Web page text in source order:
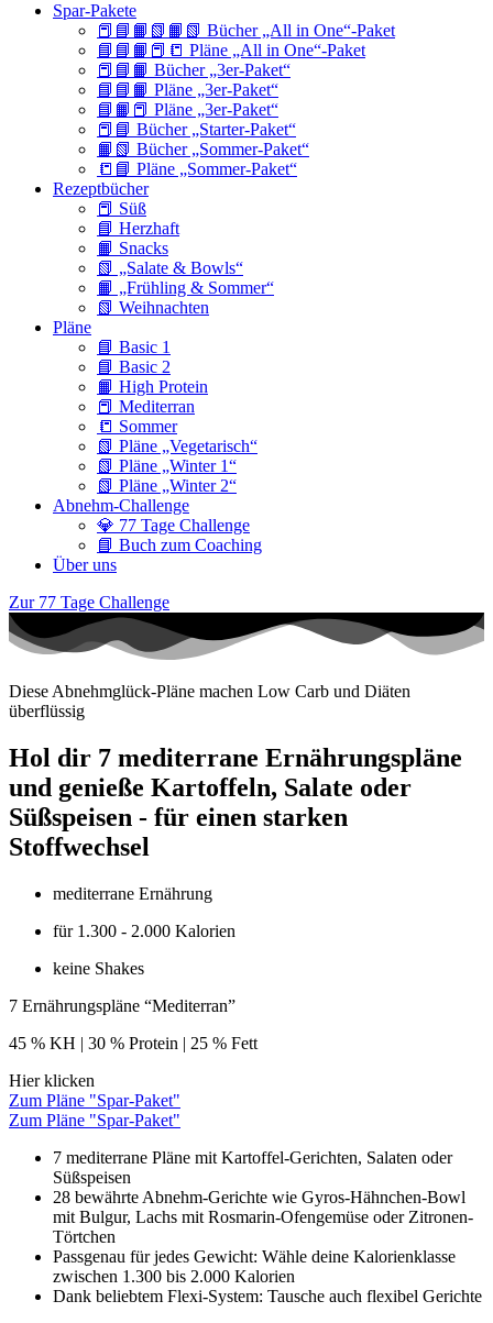
Spar-Pakete
📕📘📙📗📙📗 Bücher „All in One“-Paket
📘📘📙📕📒 Pläne „All in One“-Paket
📕📘📙 Bücher „3er-Paket“
📘📘📙 Pläne „3er-Paket“
📘📙📕 Pläne „3er-Paket“
📕📘 Bücher „Starter-Paket“
📙📗 Bücher „Sommer-Paket“
📒📘 Pläne „Sommer-Paket“
Rezeptbücher
📕 Süß
📘 Herzhaft
📙 Snacks
📗 „Salate & Bowls“
📙 „Frühling & Sommer“
📗 Weihnachten
Pläne
📘 Basic 1
📘 Basic 2
📙 High Protein
📕 Mediterran
📒 Sommer
📗 Pläne „Vegetarisch“
📗 Pläne „Winter 1“
📗 Pläne „Winter 2“
Abnehm-Challenge
💎 77 Tage Challenge
📘 Buch zum Coaching
Über uns
Zur 77 Tage Challenge
Diese Abnehmglück-Pläne machen Low Carb und Diäten
überflüssig
Hol dir 7 mediterrane Ernährungspläne
und genieße Kartoffeln, Salate oder
Süßspeisen - für einen starken
Stoffwechsel
mediterrane Ernährung
für 1.300 - 2.000 Kalorien
keine Shakes
7 Ernährungspläne “Mediterran”
45 % KH | 30 % Protein | 25 % Fett
Hier klicken
Zum Pläne "Spar-Paket"
Zum Pläne "Spar-Paket"
7 mediterrane Pläne mit Kartoffel-Gerichten, Salaten oder
Süßspeisen
28 bewährte Abnehm-Gerichte wie Gyros-Hähnchen-Bowl
mit Bulgur, Lachs mit Rosmarin-Ofengemüse oder Zitronen-
Törtchen
Passgenau für jedes Gewicht: Wähle deine Kalorienklasse
zwischen 1.300 bis 2.000 Kalorien
Dank beliebtem Flexi-System: Tausche auch flexibel Gerichte